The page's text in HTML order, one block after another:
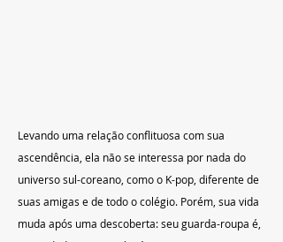
Levando uma relação conflituosa com sua
ascendência, ela não se interessa por nada do
universo sul-coreano, como o K-pop, diferente de
suas amigas e de todo o colégio. Porém, sua vida
muda após uma descoberta: seu guarda-roupa é,